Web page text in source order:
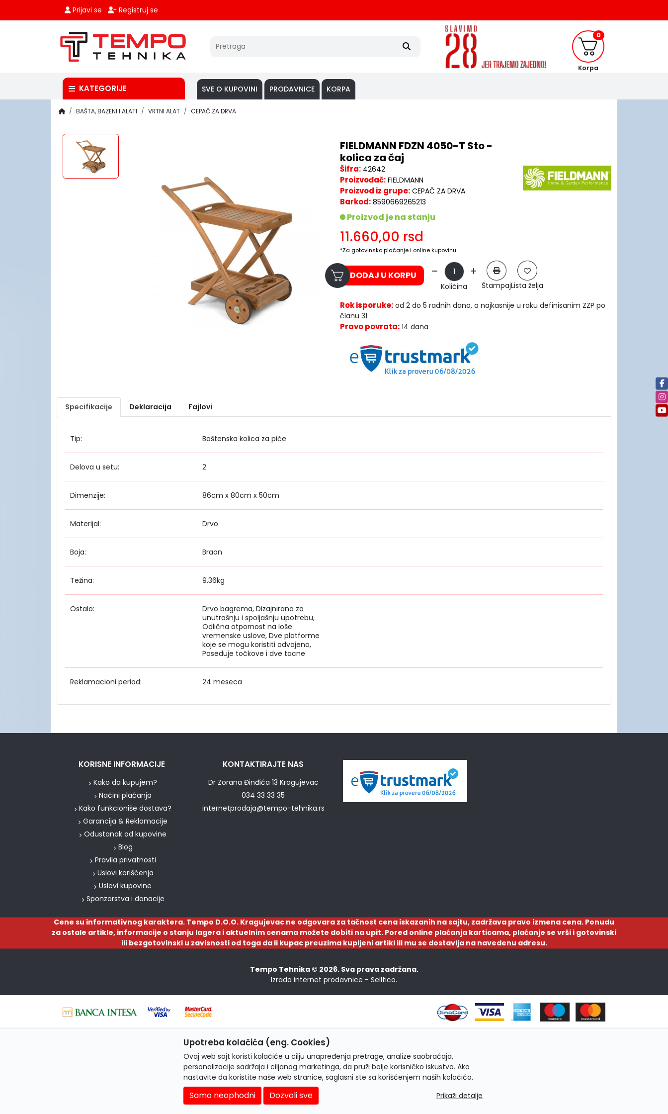
Prijavi se Registruj se
0
Korpa
KATEGORIJE SVE O KUPOVINI PRODAVNICE KORPA
BAŠTA, BAZENI I ALATI VRTNI ALAT CEPAČ ZA DRVA
FIELDMANN FDZN 4050-T Sto -
kolica za čaj
Šifra: 42642
Proizvođač: FIELDMANN
Proizvod iz grupe: CEPAČ ZA DRVA
Barkod: 8590669265213
Proizvod je na stanju
11.660,00 rsd
*Za gotovinsko plaćanje i online kupovinu
DODAJ U KORPU
Količina ŠtampajLista želja
Rok isporuke: od 2 do 5 radnih dana, a najkasnije u roku definisanim ZZP po
članu 31.
Pravo povrata: 14 dana
Specifikacije Deklaracija Fajlovi
Tip: Baštenska kolica za piće
Delova u setu: 2
Dimenzije: 86cm x 80cm x 50cm
Materijal: Drvo
Boja: Braon
Težina: 9.36kg
Ostalo:
Drvo bagrema, Dizajnirana za
unutrašnju i spoljašnju upotrebu,
Odlična otpornost na loše
vremenske uslove, Dve platforme
koje se mogu koristiti odvojeno,
Poseduje točkove i dve tacne
Reklamacioni period: 24 meseca
KORISNE INFORMACIJE
Kako da kupujem?
Načini plaćanja
Kako funkcioniše dostava?
Garancija & Reklamacije
Odustanak od kupovine
Blog
Pravila privatnosti
Uslovi korišćenja
Uslovi kupovine
Sponzorstva i donacije
KONTAKTIRAJTE NAS
Dr Zorana Đinđića 13 Kragujevac
034 33 33 35
internetprodaja@tempo-tehnika.rs
Cene su informativnog karaktera. Tempo D.O.O. Kragujevac ne odgovara za tačnost cena iskazanih na sajtu, zadržava pravo izmena cena. Ponudu
za ostale artikle, informacije o stanju lagera i aktuelnim cenama možete dobiti na upit. Pored online plaćanja karticama, plaćanje se vrši i gotovinski
ili bezgotovinski u zavisnosti od toga da li kupac preuzima kupljeni artikl ili mu se dostavlja na navedenu adresu.
Tempo Tehnika © 2026. Sva prava zadržana.
Izrada internet prodavnice - Selltico.
Upotreba kolačića (eng. Cookies)
Ovaj web sajt koristi kolačiće u cilju unapređenja pretrage, analize saobraćaja,
personalizacije sadržaja i ciljanog marketinga, da pruži bolje korisničko iskustvo. Ako
nastavite da koristite naše web stranice, saglasni ste sa korišćenjem naših kolačića.
Samo neophodni Dozvoli sve Prikaži detalje